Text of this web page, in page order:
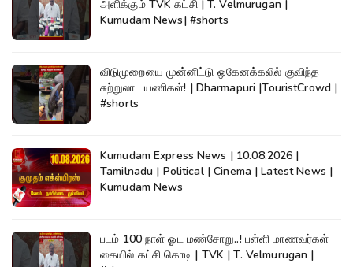
அளிக்கும் TVK கட்சி | T. Velmurugan |
Kumudam News| #shorts
விடுமுறையை முன்னிட்டு ஒகேனக்கலில் குவிந்த
சுற்றுலா பயணிகள்! | Dharmapuri |TouristCrowd |
#shorts
Kumudam Express News | 10.08.2026 |
Tamilnadu | Political | Cinema | Latest News |
Kumudam News
படம் 100 நாள் ஓட மண்சோறு..! பள்ளி மாணவர்கள்
கையில் கட்சி கொடி | TVK | T. Velmurugan |